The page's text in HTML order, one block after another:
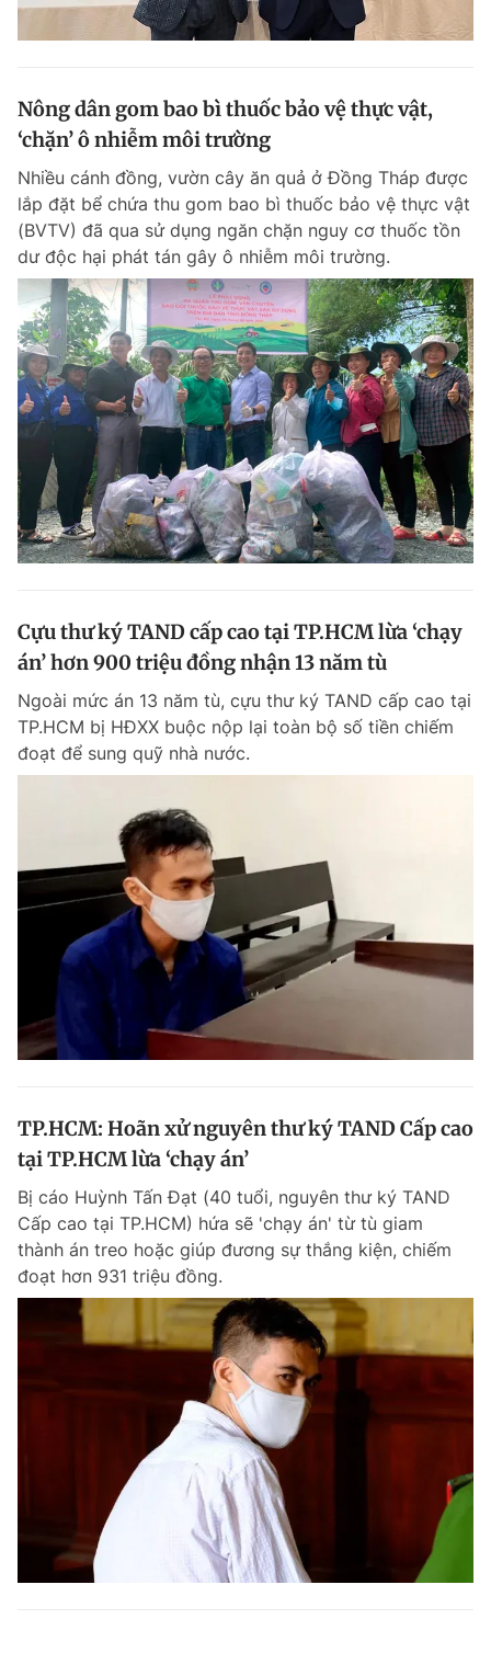
Nông dân gom bao bì thuốc bảo vệ thực vật,
‘chặn’ ô nhiễm môi trường
Nhiều cánh đồng, vườn cây ăn quả ở Đồng Tháp được
lắp đặt bể chứa thu gom bao bì thuốc bảo vệ thực vật
(BVTV) đã qua sử dụng ngăn chặn nguy cơ thuốc tồn
dư độc hại phát tán gây ô nhiễm môi trường.
Cựu thư ký TAND cấp cao tại TP.HCM lừa ‘chạy
án’ hơn 900 triệu đồng nhận 13 năm tù
Ngoài mức án 13 năm tù, cựu thư ký TAND cấp cao tại
TP.HCM bị HĐXX buộc nộp lại toàn bộ số tiền chiếm
đoạt để sung quỹ nhà nước.
TP.HCM: Hoãn xử nguyên thư ký TAND Cấp cao
tại TP.HCM lừa ‘chạy án’
Bị cáo Huỳnh Tấn Đạt (40 tuổi, nguyên thư ký TAND
Cấp cao tại TP.HCM) hứa sẽ 'chạy án' từ tù giam
thành án treo hoặc giúp đương sự thắng kiện, chiếm
đoạt hơn 931 triệu đồng.